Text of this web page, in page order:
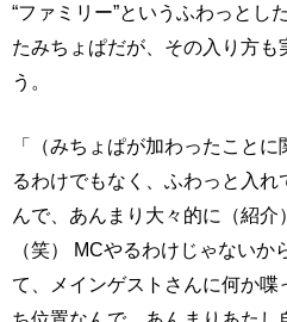
“ファミリー”というふわっとし
たみちょぱだが、その入り方
う。
「（みちょぱが加わったこと
るわけでもなく、ふわっと入
んで、あんまり大々的に（紹
（笑） MCやるわけじゃない
て、メインゲストさんに何か喋